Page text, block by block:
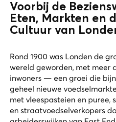
Voorbij de
Eten, Markten en
Cultuur van
Rond 1900 was Londen de
wereld geworden, met meer
inwoners — een groei die
geheel nieuwe
met vleespasteien en puree,
en straatvoedselverkopers